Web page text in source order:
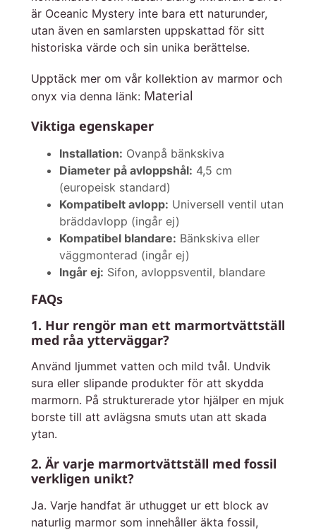
är Oceanic Mystery inte bara ett naturunder,
utan även en samlarsten uppskattad för sitt
historiska värde och sin unika berättelse.
Upptäck mer om vår kollektion av marmor och
onyx via denna länk: Material
Viktiga egenskaper
Installation: Ovanpå bänkskiva
Diameter på avloppshål: 4,5 cm
(europeisk standard)
Kompatibelt avlopp: Universell ventil utan
bräddavlopp (ingår ej)
Kompatibel blandare: Bänkskiva eller
väggmonterad (ingår ej)
Ingår ej: Sifon, avloppsventil, blandare
FAQs
1. Hur rengör man ett marmortvättställ
med råa ytterväggar?
Använd ljummet vatten och mild tvål. Undvik
sura eller slipande produkter för att skydda
marmorn. På strukturerade ytor hjälper en mjuk
borste till att avlägsna smuts utan att skada
ytan.
2. Är varje marmortvättställ med fossil
verkligen unikt?
Ja. Varje handfat är uthugget ur ett block av
naturlig marmor som innehåller äkta fossil,